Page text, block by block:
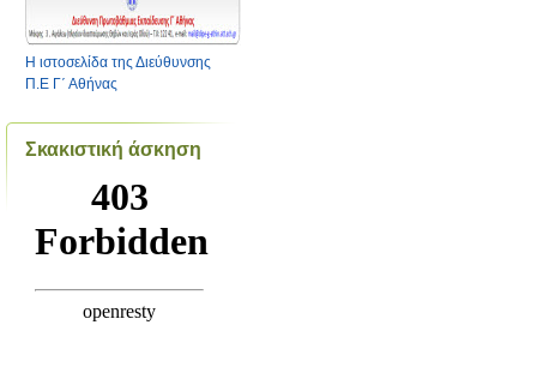
Η ιστοσελίδα της Διεύθυνσης
Π.Ε Γ΄ Αθήνας
Σκακιστική άσκηση